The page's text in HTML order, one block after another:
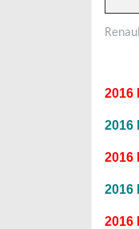
2016
2016
2016
2016
2016